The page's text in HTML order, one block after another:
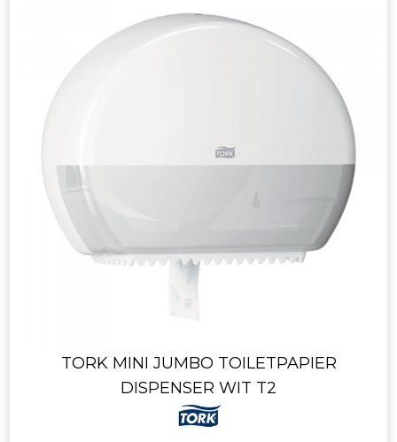
TORK MINI JUMBO TOILETPAPIER
DISPENSER WIT T2